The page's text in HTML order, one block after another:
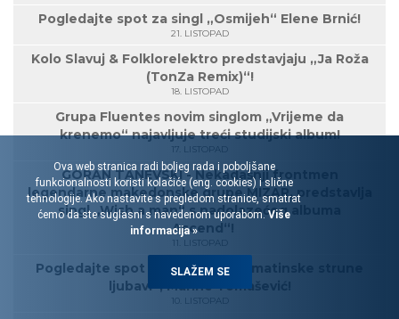
Pogledajte spot za singl „Osmijeh“ Elene Brnić!
21. LISTOPAD
Kolo Slavuj & Folklorelektro predstavjaju „Ja Roža
(TonZa Remix)“!
18. LISTOPAD
Grupa Fluentes novim singlom „Vrijeme da
krenemo“ najavljuje treći studijski album!
17. LISTOPAD
GORAN TANEVSKI - Nekadašnji frontmen
legendarne makedonske grupe MIZAR, predstavlja
singl „Wish a man“ s nadolazećeg albuma
„Ascend“!
11. LISTOPAD
Pogledajte spot za pjesmu „Dalmatinske strune
ljubavi“, Marine Tomašević!
10. LISTOPAD
Ova web stranica radi boljeg rada i poboljšane
funkcionalnosti koristi kolačiće (eng. cookies) i slične
tehnologije. Ako nastavite s pregledom stranice, smatrat
ćemo da ste suglasni s navedenom uporabom. Više
informacija »
SLAŽEM SE